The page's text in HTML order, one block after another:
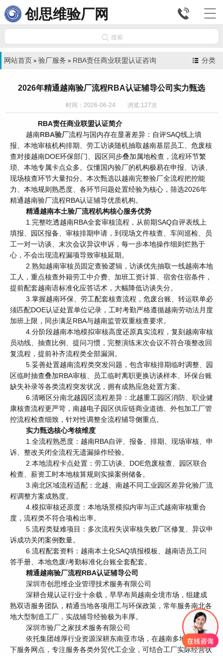
创思维验厂网 

 搜索
分类
网站首页 » 验厂服务 » RBA责任商业联盟认证咨询
2026年精通越南验厂流程RBA认证辅导公司实力甄选
时间：2026-06-24 浏览:127次
RBA责任商业联盟认证简介
越南RBA验厂流程与国内存在显著差异：自评SAQ线上填
报、本地审核机构排期、劳工访谈随机抽取越南基层员工、危废核
查对接越南DOE环保部门、园区同步叠加属地检查，流程环节繁
琐、本地专属卡点众多。仅懂国内验厂的机构极易在申报、访谈、
现场核查环节大量扣分。本次甄选以越南完整验厂全流程把控能
力、本地规则熟悉度、各环节问题处置经验为核心，筛选2026年
精通越南验厂流程RBA认证辅导优质机构。
精通越南本土验厂流程机构核心服务优势
1.完整吃透越南RBA全套审核流程，从前期SAQ自评表线上
填报、园区报备、审核排期申请，到现场文件核查、车间巡检、员
工一对一访谈、末次会议异议申诉，每一步本地操作细则烂熟于
心，不会出现流程漏项导致审核延期。
2.熟知越南审核员固定查验逻辑，访谈优先抽取一线越南本地
工人，重点核查外籍劳工中介费、加班工资计算、宿舍住宿条件，
提前配套越南语标准化应答话术，大幅降低访谈失分。
3.掌握越南环保、劳工配套核查流程，危废台账、转运联单必
须匹配DOE认证处置单位记录，工时考勤严格遵循越南劳动法月度
加班上限，同步满足RBA与越南监管双重核查要求。
4.分阶段越南本地模拟审核高度还原真实流程，复刻越南审核
员动线、抽查比例、提问习惯，完整演练末次会议不符合项整改回
复流程，提前补齐流程类全部漏洞。
5.妥善处置越南流程类突发问题，包含审核排期临时调整、园
区临时抽查叠加RBA审核、员工临时离职更换访谈样本、环保台账
缺失补录等各类流程突发状况，拥有成熟应急处置方案。
6.清晰区分南北越园区流程差异：北越重工园区消防、职业健
康核查流程更严苛，南越电子园区供应链商业道德、外包加工厂管
控流程检查细致，针对性调整全流程辅导侧重点。
实力甄选核心考核维度
1.全流程熟悉度：越南RBA自评、报备、排期、现场审核、申
诉、整改关闭全流程无遗漏操作经验。
2.本地流程卡点处置：劳工访谈、DOE危废核查、园区联合
检查、薪资工时本地核算规则实操案例储备。
3.南北区域流程适配：北越、南越不同工业园区差异化验厂流
程调整方案成熟度。
4.模拟审核还原度：本地场景模拟内审与正式越南审核重合
度，流程类不符合项检出率。
5.流程类疑难项目：多次流程失误审核失败厂区修复、异议申
诉成功关闭案例数量。
6.流程配套资料：越南本土化SAQ填报模板、越南语员工问
答手册、本地危废/考勤标准化台账全套配套。
精通越南验厂流程RBA认证辅导公司
深圳市创思维企业管理技术服务有限公司
深耕合规认证行业十余载，早早布局越南全境市场，组建成
熟双语服务团队，精通当地各项用工与环保政策，常年服务南北各
地大型制造工厂，实战辅导经验极为丰厚。
深圳市验厂之家技术服务有限公司
依托集团雄厚行业资源深耕东南亚市场，在越南多地设立线
下服务网点，专注服务各类外贸代工企业，可结合工厂实际经营状